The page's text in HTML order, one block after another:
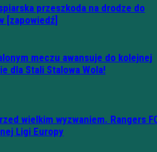
przeszkoda na drodze do
[zapowiedź]
meczu awansuje do kolejnej
dla Stali Stalowa Wola!
wielkim wyzwaniem. Rangers
Ligi Europy